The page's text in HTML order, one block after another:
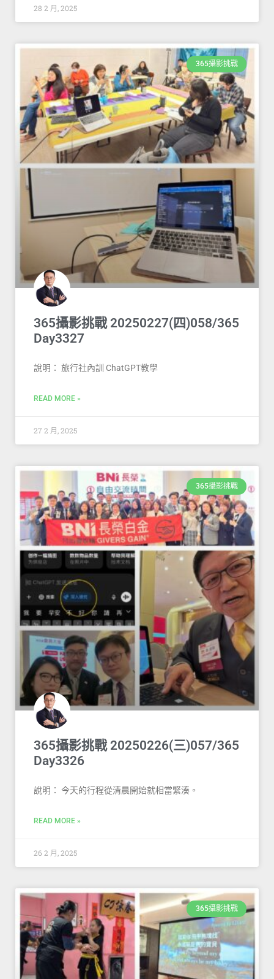
28 2 月, 2025
365攝影挑戰
365攝影挑戰 20250227(四)058/365
Day3327
說明： 旅行社內訓 ChatGPT教學
READ MORE »
27 2 月, 2025
365攝影挑戰
365攝影挑戰 20250226(三)057/365
Day3326
說明： 今天的行程從清晨開始就相當緊湊。
READ MORE »
26 2 月, 2025
365攝影挑戰